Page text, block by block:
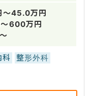
～45.0万円
～600万円
科
整形外科